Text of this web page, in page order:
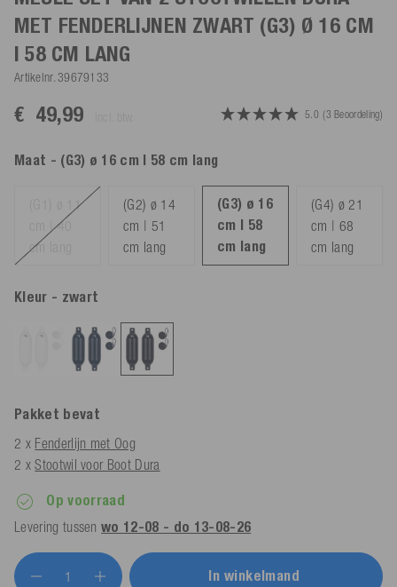
MET FENDERLIJNEN ZWART (G3) Ø 16 CM
| 58 CM LANG
Artikelnr. 39679133
€ 49,99 5.0 (3 Beoordeling)
Maat - (G3) ø 16 cm | 58 cm lang
(G1) ø 11
cm | 40
cm lang
(G2) ø 14
cm | 51
cm lang
(G3) ø 16
cm | 58
cm lang
(G4) ø 21
cm | 68
cm lang
Kleur - zwart
Pakket bevat
2 x Fenderlijn met Oog
2 xStootwil voor Boot Dura
Op voorraad
Levering tussenwo 12-08 - do 13-08-26
In winkelmand